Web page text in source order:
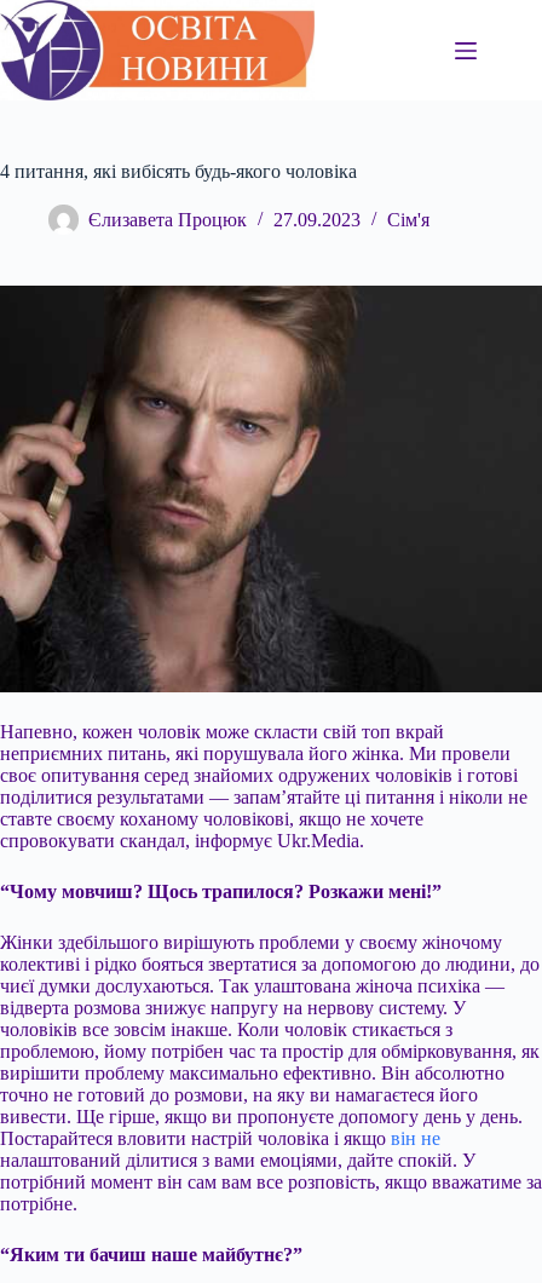
Перейти
до
вмісту
4 питання, які вибісять будь-якого чоловіка
Єлизавета Процюк 27.09.2023 Сім'я
Напевно, кожен чоловік може скласти свій топ вкрай
неприємних питань, які порушувала його жінка. Ми провели
своє опитування серед знайомих одружених чоловіків і готові
поділитися результатами — запам’ятайте ці питання і ніколи не
ставте своєму коханому чоловікові, якщо не хочете
спровокувати скандал, інформує Ukr.Media.
“Чому мовчиш? Щось трапилося? Розкажи мені!”
Жінки здебільшого вирішують проблеми у своєму жіночому
колективі і рідко бояться звертатися за допомогою до людини, до
чиєї думки дослухаються. Так улаштована жіноча психіка —
відверта розмова знижує напругу на нервову систему. У
чоловіків все зовсім інакше. Коли чоловік стикається з
проблемою, йому потрібен час та простір для обмірковування, як
вирішити проблему максимально ефективно. Він абсолютно
точно не готовий до розмови, на яку ви намагаєтеся його
вивести. Ще гірше, якщо ви пропонуєте допомогу день у день.
Постарайтеся вловити настрій чоловіка і якщо він не
налаштований ділитися з вами емоціями, дайте спокій. У
потрібний момент він сам вам все розповість, якщо вважатиме за
потрібне.
“Яким ти бачиш наше майбутнє?”